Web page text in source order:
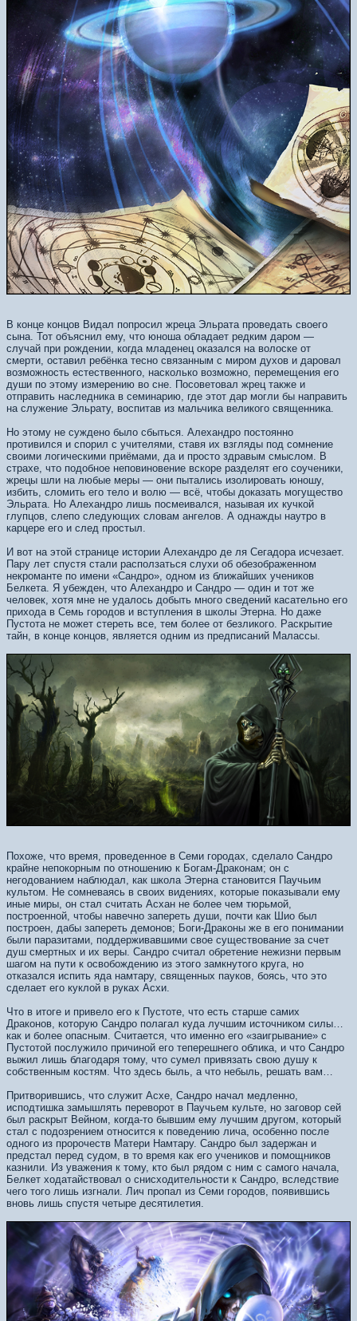
В конце концов Видал попросил жреца Эльрата проведать своего
сына. Тот объяснил ему, что юноша обладает редким даром —
случай при рождении, когда младенец оказался на волоске от
смерти, оставил ребёнка тесно связанным с миром духов и даровал
возможность естественного, насколько возможно, перемещения его
души по этому измерению во сне. Посоветовал жрец также и
отправить наследника в семинарию, где этот дар могли бы направить
на служение Эльрату, воспитав из мальчика великого священника.
Но этому не суждено было сбыться. Алехандро постоянно
противился и спорил с учителями, ставя их взгляды под сомнение
своими логическими приёмами, да и просто здравым смыслом. В
страхе, что подобное неповиновение вскоре разделят его соученики,
жрецы шли на любые меры — они пытались изолировать юношу,
избить, сломить его тело и волю — всё, чтобы доказать могущество
Эльрата. Но Алехандро лишь посмеивался, называя их кучкой
глупцов, слепо следующих словам ангелов. А однажды наутро в
карцере его и след простыл.
И вот на этой странице истории Алехандро де ля Сегадора исчезает.
Пару лет спустя стали расползаться слухи об обезображенном
некроманте по имени «Сандро», одном из ближайших учеников
Белкета. Я убежден, что Алехандро и Сандро — один и тот же
человек, хотя мне не удалось добыть много сведений касательно его
прихода в Семь городов и вступления в школы Этерна. Но даже
Пустота не может стереть все, тем более от безликого. Раскрытие
тайн, в конце концов, является одним из предписаний Малассы.
Похоже, что время, проведенное в Семи городах, сделало Сандро
крайне непокорным по отношению к Богам-Драконам; он с
негодованием наблюдал, как школа Этерна становится Паучьим
культом. Не сомневаясь в своих видениях, которые показывали ему
иные миры, он стал считать Асхан не более чем тюрьмой,
построенной, чтобы навечно запереть души, почти как Шио был
построен, дабы запереть демонов; Боги-Драконы же в его понимании
были паразитами, поддерживавшими свое существование за счет
душ смертных и их веры. Сандро считал обретение нежизни первым
шагом на пути к освобождению из этого замкнутого круга, но
отказался испить яда намтару, священных пауков, боясь, что это
сделает его куклой в руках Асхи.
Что в итоге и привело его к Пустоте, что есть старше самих
Драконов, которую Сандро полагал куда лучшим источником силы…
как и более опасным. Считается, что именно его «заигрывание» с
Пустотой послужило причиной его теперешнего облика, и что Сандро
выжил лишь благодаря тому, что сумел привязать свою душу к
собственным костям. Что здесь быль, а что небыль, решать вам…
Притворившись, что служит Асхе, Сандро начал медленно,
исподтишка замышлять переворот в Паучьем культе, но заговор сей
был раскрыт Вейном, когда-то бывшим ему лучшим другом, который
стал с подозрением относится к поведению лича, особенно после
одного из пророчеств Матери Намтару. Сандро был задержан и
предстал перед судом, в то время как его учеников и помощников
казнили. Из уважения к тому, кто был рядом с ним с самого начала,
Белкет ходатайствовал о снисходительности к Сандро, вследствие
чего того лишь изгнали. Лич пропал из Семи городов, появившись
вновь лишь спустя четыре десятилетия.